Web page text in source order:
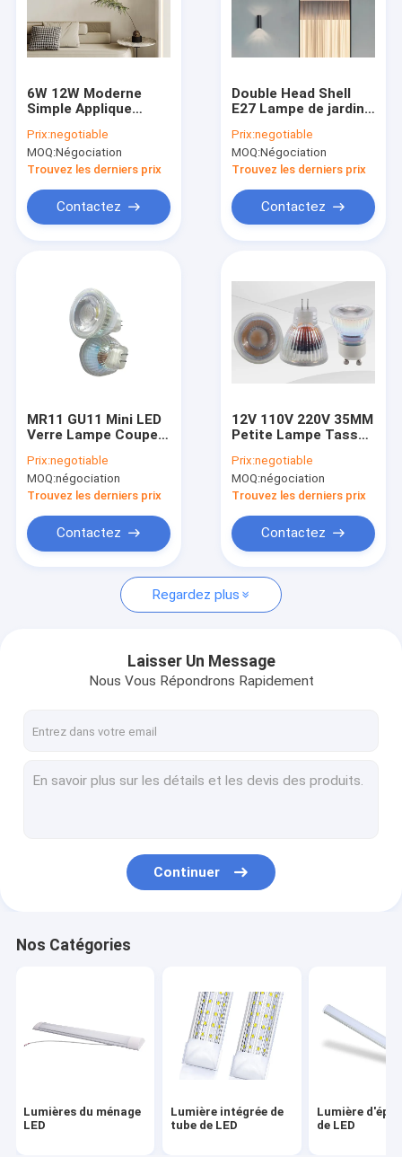
Produits
Au sujet de nous
Visite d'usine
Nouvelles
Cas
Lumières du ménage LED
Lumière d'épi de maïs de LED
Lumières de bande flexibles de LED
Lumière à télécommande de fan de plafond
Ampoule économiseuse d'énergie de LED
Haute lampe de baie de LED
Lampe de croissance de plantes de LED
6W 12W Moderne
Simple Applique
LED Étanche Double
Tête Shell E27
Prix:negotiable
MOQ:Négociation
Trouvez les derniers prix
Contactez
Double Head Shell
E27 Lampe de jardin
étanche
Prix:negotiable
MOQ:Négociation
Trouvez les derniers prix
Contactez
MR11 GU11 Mini LED
Verre Lampe Coupe
3W COB
Prix:negotiable
MOQ:négociation
Trouvez les derniers prix
Contactez
12V 110V 220V 35MM
Petite Lampe Tasse
Mini LED
Prix:negotiable
MOQ:négociation
Trouvez les derniers prix
Contactez
Regardez plus
Laisser Un Message
Nous Vous Répondrons Rapidement
Continuer
Nos Catégories
Lumières du ménage
LED
Lumière intégrée de
tube de LED
Lumière d'épi
de LED